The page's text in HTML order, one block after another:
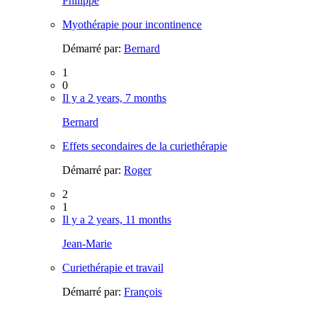
Myothérapie pour incontinence
Démarré par: Bernard
1
0
Il y a 2 years, 7 months
Bernard
Effets secondaires de la curiethérapie
Démarré par: Roger
2
1
Il y a 2 years, 11 months
Jean-Marie
Curiethérapie et travail
Démarré par: François